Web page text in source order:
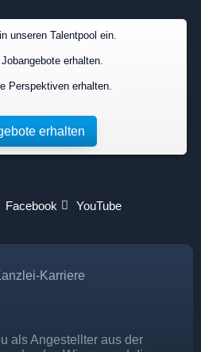
unseren Talentpool ein.
erhalten.
Perspektiven erhalten.
erhalten
Facebook YouTube
Karriere
als Angestellter aus der